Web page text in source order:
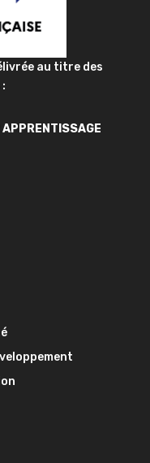
au titre des
APPRENTISSAGE